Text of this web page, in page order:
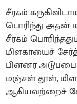
சீரகம்
பொரிந்து அதன்
சீரகம்
மிளகாயைச்
பின்னர் அடுப்பை
மஞ்சள் தூள்,
ஆகியவற்றைச்